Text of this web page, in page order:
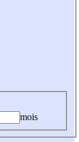
mois